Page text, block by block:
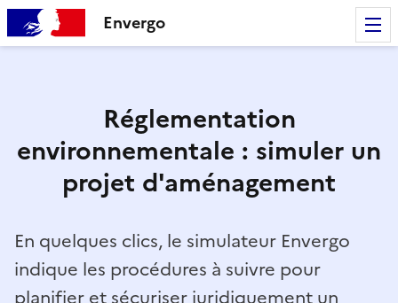
Envergo
Réglementation
environnementale : simuler un
projet d'aménagement
En quelques clics, le simulateur Envergo
indique les procédures à suivre pour
planifier et sécuriser juridiquement un